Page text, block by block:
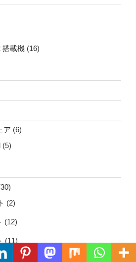
搭載機 (16)
ア (6)
(5)
(2)
(12)
(11)
(2)